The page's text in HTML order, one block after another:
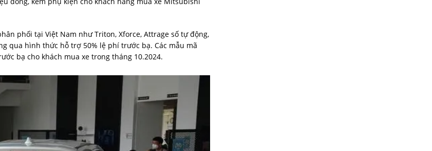
phối tại Việt Nam như Triton, Xforce, Attrage số tự động,
qua hình thức hỗ trợ 50% lệ phí trước bạ. Các mẫu mã
bạ cho khách mua xe trong tháng 10.2024.